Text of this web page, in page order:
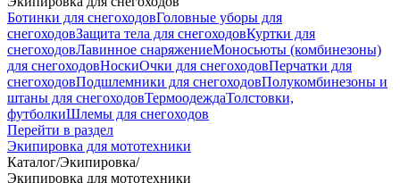
Ботинки для снегоходовГоловные уборы для
снегоходовЗащита тела для снегоходовКуртки для
снегоходовЛавинное снаряжениеМоносьюты (комбинезоны)
для снегоходовНоскиОчки для снегоходовПерчатки для
снегоходовПодшлемники для снегоходовПолукомбинезоны и
штаны для снегоходовТермоодеждаТолстовки,
футболкиШлемы для снегоходов
Перейти в раздел
Экипировка для мототехники
Каталог/Экипировка/
Экипировка для мототехники